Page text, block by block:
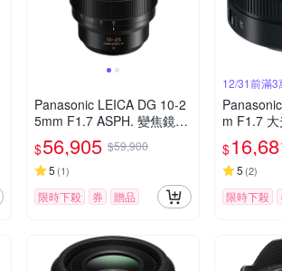
Panasonic LEICA DG 10-2
5mm F1.7 ASPH. 變焦鏡頭
公司貨
$56,905 $59,900
5 (1)
限時下殺 券 贈品
12/31前滿3
m F1.7
司貨
$
5 (2)
限時下殺